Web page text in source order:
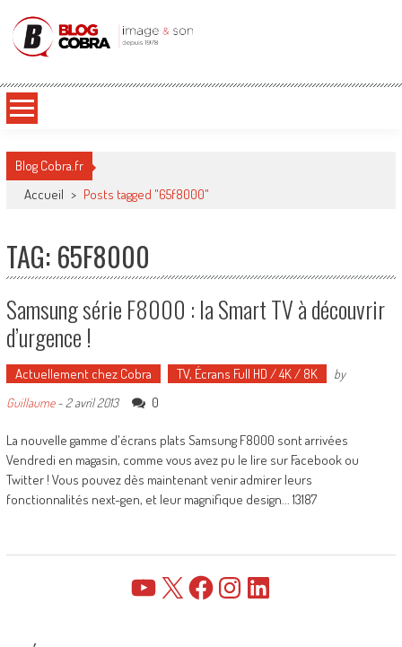
Blog Cobra
Blog Cobra.fr
Accueil > Posts tagged "65f8000"
TAG: 65F8000
Samsung série F8000 : la Smart TV à découvrir
d’urgence !
Actuellement chez Cobra TV, Écrans Full HD / 4K / 8K
by
Guillaume- 2 avril 2013 0
La nouvelle gamme d'écrans plats Samsung F8000 sont arrivées
Vendredi en magasin, comme vous avez pu le lire sur Facebook ou
Twitter ! Vous pouvez dès maintenant venir admirer leurs
fonctionnalités next-gen, et leur magnifique design... 13187
YouTube FacebookInstagramLinkedIn